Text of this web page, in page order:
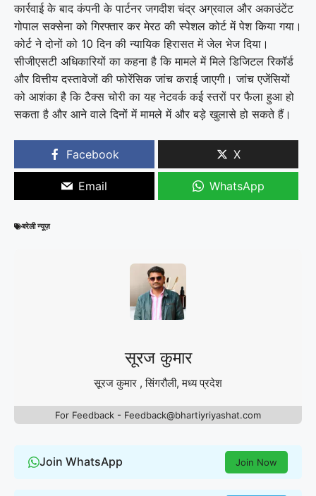
कार्रवाई के बाद कंपनी के पार्टनर जगदीश चंद्र अग्रवाल और अकाउंटेंट
गोपाल सक्सेना को गिरफ्तार कर मेरठ की स्पेशल कोर्ट में पेश किया गया।
कोर्ट ने दोनों को 10 दिन की न्यायिक हिरासत में जेल भेज दिया।
सीजीएसटी अधिकारियों का कहना है कि मामले में मिले डिजिटल रिकॉर्ड
और वित्तीय दस्तावेजों की फोरेंसिक जांच कराई जाएगी। जांच एजेंसियों
को आशंका है कि टैक्स चोरी का यह नेटवर्क कई स्तरों पर फैला हुआ हो
सकता है और आने वाले दिनों में मामले में और बड़े खुलासे हो सकते हैं।
Facebook X
Email WhatsApp
बरेली न्यूज़
सूरज कुमार
सूरज कुमार , सिंगरौली, मध्य प्रदेश
For Feedback - Feedback@bhartiyriyashat.com
Join WhatsApp Join Now